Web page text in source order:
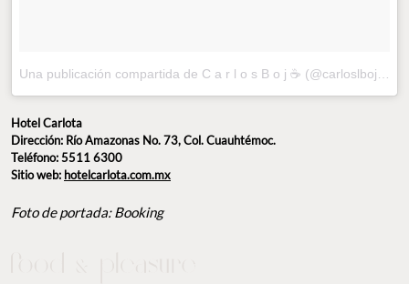
Hotel Carlota
Dirección: Río Amazonas No. 73, Col. Cuauhtémoc.
Teléfono: 5511 6300
Sitio web: hotelcarlota.com.mx
Foto de portada: Booking